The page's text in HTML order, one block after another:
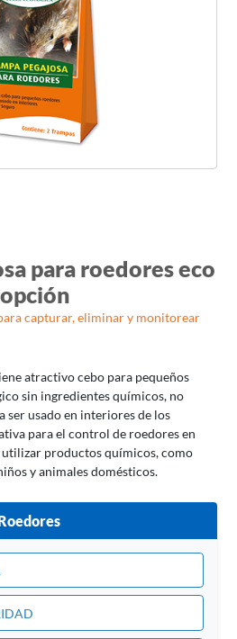
para roedores eco
opción
capturar, eliminar y monitorear
atractivo cebo para pequeños
sin ingredientes químicos, no
ser usado en interiores de los
para el control de roedores en
productos químicos, como
y animales domésticos.